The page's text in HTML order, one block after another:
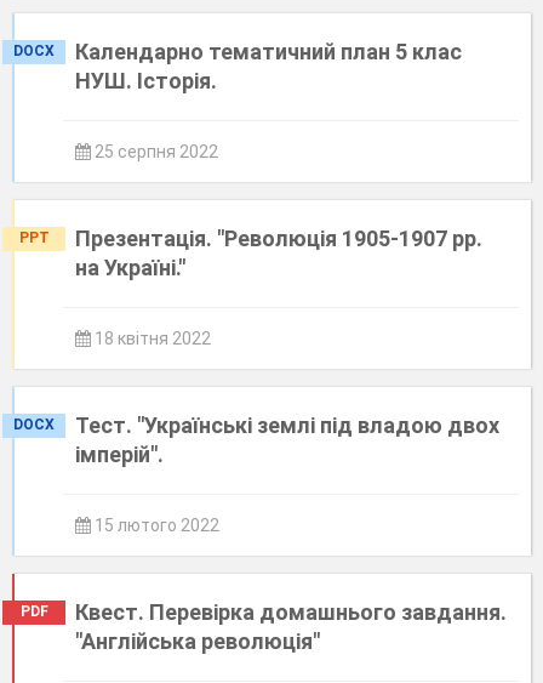
DOCX
Календарно тематичний план 5 клас
НУШ. Історія.
25 серпня 2022
PPT
Презентація. "Революція 1905-1907 рр.
на Україні."
18 квітня 2022
DOCX
Тест. "Українські землі під владою двох
імперій".
15 лютого 2022
PDF
Квест. Перевірка домашнього завдання.
"Англійська революція"